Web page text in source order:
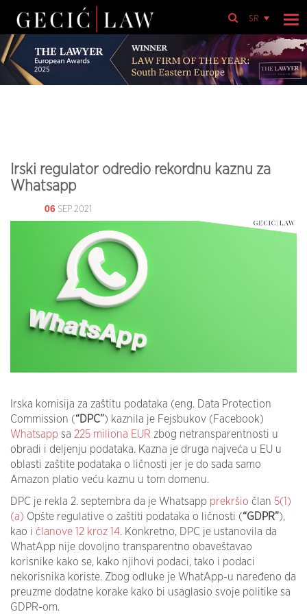
SR
Irski regulator odredio rekordnu kaznu za
Whatsapp
06 SEP 2021
Irska komisija za zaštitu podataka (eng. Data Protection
Commission (“DPC”) kaznila je Fejsbukov (Facebook)
Whatsapp sa 225 miliona EUR zbog netransparentnosti u
obradi i deljenju podataka. Kazna je druga najveća u EU u
oblasti zaštite podataka o ličnosti jer je do sada samo
Amazon platio veću kaznu u tom domenu.
DPC je rekla 2. septembra da je Whatsapp prekršio član 5(1)
(a) Opšte regulative o zaštiti podataka o ličnosti (“GDPR”),
kao i članove 12 kroz 14. Konkretno, DPC je ustanovila da
WhatApp nije dovoljno transparentno obaveštavao
korisnike kako se, kako njihovi podaci, tako i podaci
nekorisnika koriste. Zbog odluke je WhatApp-u naređeno da
preuzme dodatne korake kako bi usaglasio svoje politike sa
GDPR-om.